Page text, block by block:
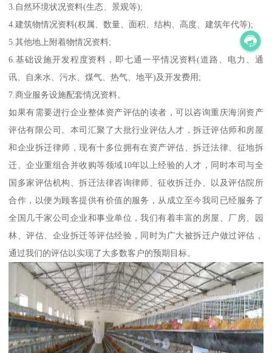
3.自然环境状况资料(生态、景观等);
4.建筑物情况资料(权属、数量、面积、结构、高度、建筑年代等);
5.其他地上附着物情况资料;
6.基础设施开发程度资料，即七通一平情况资料(道路、电力、通
讯、自来水、污水、煤气、热气、地平)及开发费用;
7.商业服务设施配套情况资料。
如果有需要进行企业整体资产评估的读者，可以咨询重庆海润资产
评估有限公司。本司汇聚了大批行业评估人才，拆迁评估师和房屋
和企业拆迁律师，现有十多位拥有在资产评估、拆迁法律、征地拆
迁、企业重组合并收购等领域10年以上经验的人才，同时本司与全
国多家评估机构、拆迁法律咨询律师、征收拆迁办、以及评估院所
合作，以便为顾客提供有价值的服务，从成立至今我司已经服务了
全国几千家公司企业和事业单位，我们有着丰富的房屋、厂房、园
林、评估、企业拆迁等评估经验，同时为广大被拆迁户做过评估，
通过我们的评估以实现了大多数客户的预期目标。